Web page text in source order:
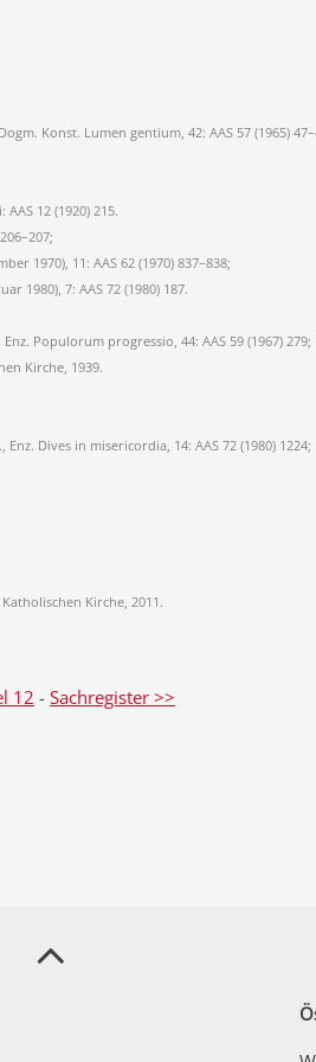
Konst. Lumen gentium, 42: AAS 57 (1965)
12 (1920) 215.
1970), 11: AAS 62 (1970) 837–838;
1980), 7: AAS 72 (1980) 187.
Populorum progressio, 44: AAS 59 (1967) 279;
Kirche, 1939.
Dives in misericordia, 14: AAS 72 (1980) 1224;
Kirche, 2011.
12 - Sachregister >>